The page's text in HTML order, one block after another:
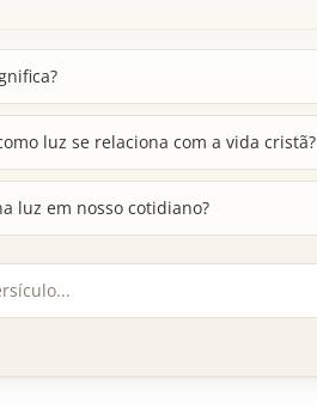
luz se relaciona com a vida cristã?
luz em nosso cotidiano?